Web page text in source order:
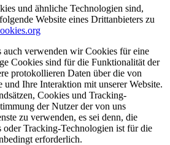
und ähnliche Technologien sind,
Website eines Drittanbieters zu
auch verwenden wir Cookies für eine
Cookies sind für die Funktionalität der
protokollieren Daten über die von
und Ihre Interaktion mit unserer Website.
Cookies und Tracking-
der Nutzer der von uns
zu verwenden, es sei denn, die
Tracking-Technologien ist für die
erforderlich.